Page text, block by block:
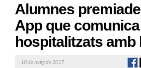
Alumnes
App que
hospitalitzats amb
18 de maig de 2017